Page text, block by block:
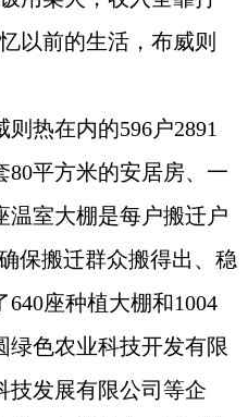
以前的生活，布威则
热在内的596户2891
80平方米的安居房、一
温室大棚是每户搬迁户
保搬迁群众搬得出、稳
座种植大棚和1004
绿色农业科技开发有限
技发展有限公司等企